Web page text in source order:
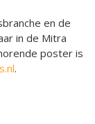
en de
in de Mitra
poster is
.